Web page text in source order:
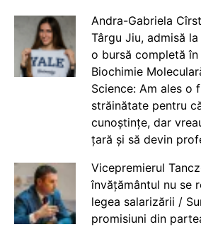
Andra-Gabriela
Târgu Jiu, admisă
o bursă completă
Biochimie
Science: Am ales o
străinătate pentru
cunoștințe, dar
țară și să devin
Vicepremierul
învățământul nu se
legea salarizării /
promisiuni din